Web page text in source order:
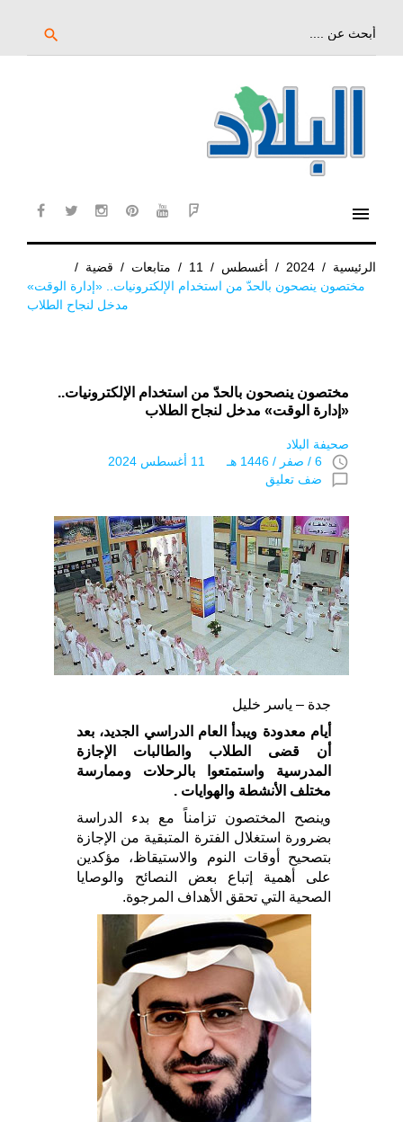
search
menu
الرئيسية /
2024
/ أغسطس /
11
/ متابعات / قضية /
مختصون ينصحون بالحدّ من استخدام الإلكترونيات.. «إدارة الوقت»
مدخل لنجاح الطلاب
مختصون ينصحون بالحدّ من استخدام الإلكترونيات..
«إدارة الوقت» مدخل لنجاح الطلاب
صحيفة البلاد
access_time 6 / صفر / 1446 هـ 11 أغسطس 2024
chat_bubble_outline ضف تعليق
جدة – ياسر خليل
أيام معدودة ويبدأ العام الدراسي الجديد، بعد
أن قضى الطلاب والطالبات الإجازة
المدرسية واستمتعوا بالرحلات وممارسة
مختلف الأنشطة والهوايات .
وينصح المختصون تزامناً مع بدء الدراسة
بضرورة استغلال الفترة المتبقية من الإجازة
بتصحيح أوقات النوم والاستيقاظ، مؤكدين
على أهمية إتباع بعض النصائح والوصايا
الصحية التي تحقق الأهداف المرجوة.